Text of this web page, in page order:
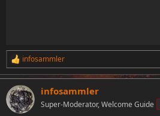
R
e
a
k
t
i
infosammler
infosammler
Super-Moderator, Welcome Guide